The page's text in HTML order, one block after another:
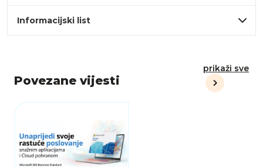
Informacijski list
Povezane vijesti
prikaži sve